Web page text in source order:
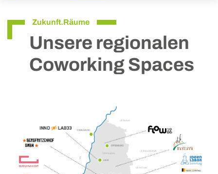
Zukunft.Räume
Unsere regionalen
Coworking Spaces